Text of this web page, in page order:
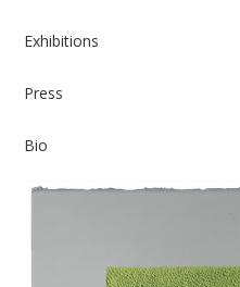
Exhibitions
Press
Bio